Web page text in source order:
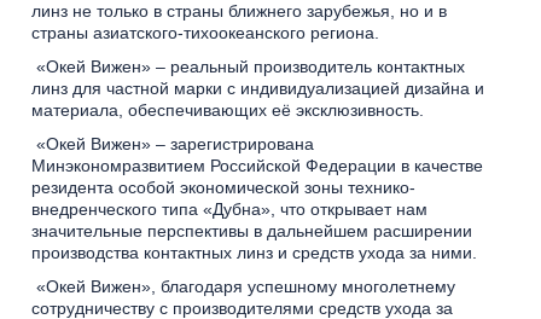
линз не только в страны ближнего зарубежья, но и в
страны азиатского-тихоокеанского региона.
«Окей Вижен» – реальный производитель контактных
линз для частной марки с индивидуализацией дизайна и
материала, обеспечивающих её эксклюзивность.
«Окей Вижен» – зарегистрирована
Минэкономразвитием Российской Федерации в качестве
резидента особой экономической зоны технико-
внедренческого типа «Дубна», что открывает нам
значительные перспективы в дальнейшем расширении
производства контактных линз и средств ухода за ними.
«Окей Вижен», благодаря успешному многолетнему
сотрудничеству с производителями средств ухода за